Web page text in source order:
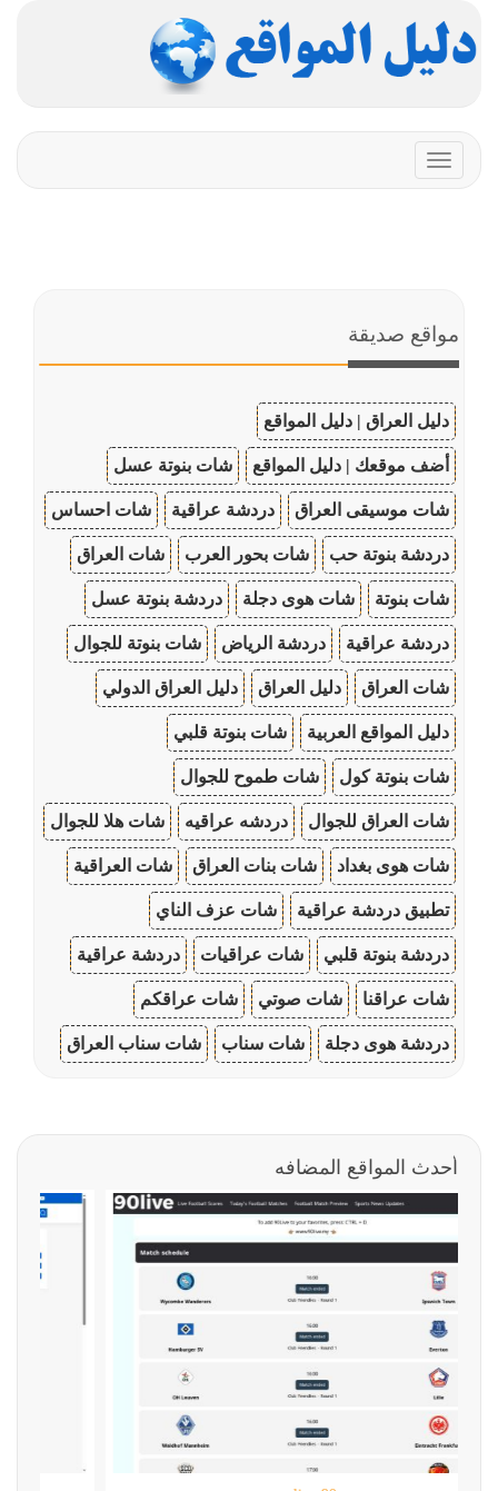
Toggle
navigation
مواقع صديقة
دليل العراق | دليل المواقع
أضف موقعك | دليل المواقع شات بنوتة عسل
شات موسيقى العراق دردشة عراقية شات احساس
دردشة بنوتة حب شات بحور العرب شات العراق
شات بنوتة شات هوى دجلة دردشة بنوتة عسل
دردشة عراقية دردشة الرياض شات بنوتة للجوال
شات العراق دليل العراق دليل العراق الدولي
دليل المواقع العربية شات بنوتة قلبي
شات بنوتة كول شات طموح للجوال
شات العراق للجوال دردشه عراقيه شات هلا للجوال
شات هوى بغداد شات بنات العراق شات العراقية
تطبيق دردشة عراقية شات عزف الناي
دردشة بنوتة قلبي شات عراقيات دردشة عراقية
شات عراقنا شات صوتي شات عراقكم
دردشة هوى دجلة شات سناب شات سناب العراق
أحدث المواقع المضافه